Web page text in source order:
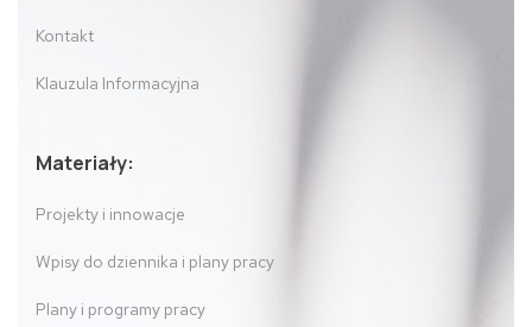
Kontakt
Klauzula Informacyjna
Materiały:
Projekty i innowacje
Wpisy do dziennika i plany pracy
Plany i programy pracy